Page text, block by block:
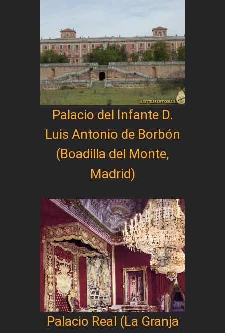
Palacio del Infante D.
Luis Antonio de Borbón
(Boadilla del Monte,
Madrid)
Palacio Real (La Granja